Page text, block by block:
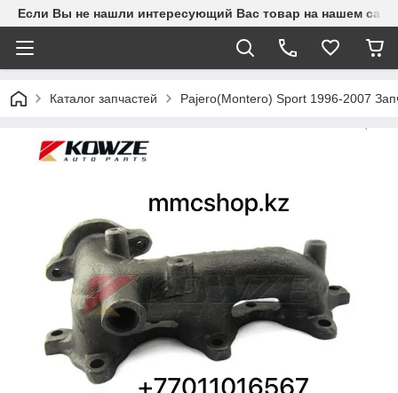
Если Вы не нашли интересующий Вас товар на нашем
Каталог запчастей Pajero(Montero) Sport 1996-2007